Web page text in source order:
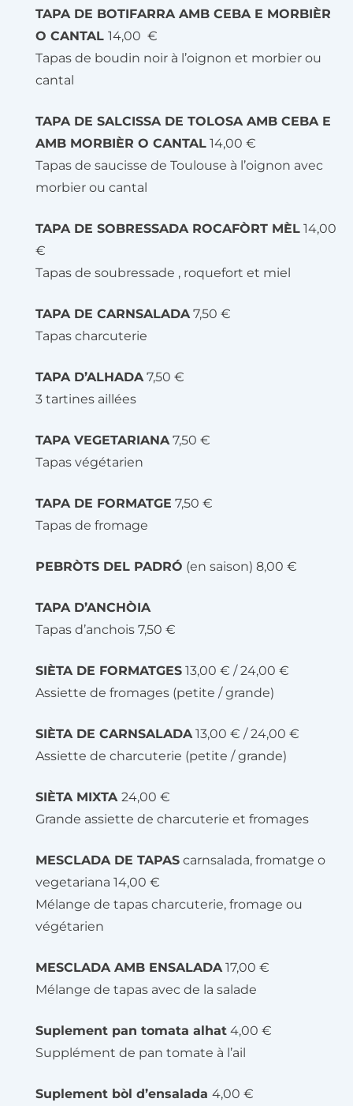
TAPA DE BOTIFARRA AMB CEBA E MORBIÈR
O CANTAL 14,00 €
Tapas de boudin noir à l’oignon et morbier ou
cantal
TAPA DE SALCISSA DE TOLOSA AMB CEBA E
AMB MORBIÈR O CANTAL 14,00 €
Tapas de saucisse de Toulouse à l’oignon avec
morbier ou cantal
TAPA DE SOBRESSADA ROCAFÒRT MÈL 14,00
€
Tapas de soubressade , roquefort et miel
TAPA DE CARNSALADA7,50 €
Tapas charcuterie
TAPA D’ALHADA7,50 €
3 tartines aillées
TAPA VEGETARIANA7,50 €
Tapas végétarien
TAPA DE FORMATGE 7,50 €
Tapas de fromage
PEBRÒTS DEL PADRÓ (en saison) 8,00 €
TAPA D’ANCHÒIA
Tapas d’anchois 7,50 €
SIÈTA DE FORMATGES 13,00 € / 24,00 €
Assiette de fromages (petite / grande)
SIÈTA DE CARNSALADA13,00 € / 24,00 €
Assiette de charcuterie (petite / grande)
SIÈTA MIXTA 24,00 €
Grande assiette de charcuterie et fromages
MESCLADA DE TAPAS carnsalada, fromatge o
vegetariana 14,00 €
Mélange de tapas charcuterie, fromage ou
végétarien
MESCLADA AMB ENSALADA17,00 €
Mélange de tapas avec de la salade
Suplement pan tomata alhat 4,00 €
Supplément de pan tomate à l’ail
Suplement bòl d’ensalada 4,00 €